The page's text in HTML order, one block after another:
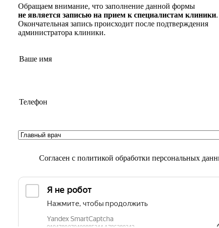
Обращаем внимание, что заполнение данной формы
не является записью на прием к специалистам клиники.
Окончательная запись происходит после подтверждения
администратора клиники.
Согласен с политикой обработки персональных